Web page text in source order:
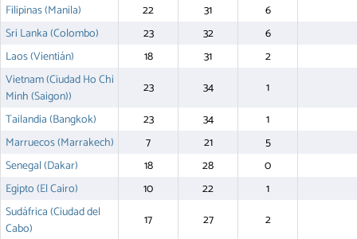
Filipinas (Manila)
22 31
6
Sri Lanka (Colombo)
23 32
6
Laos (Vientián)
18 31
2
Vietnam (Ciudad Ho Chi
Minh (Saigon))
23 34
1
Tailandia (Bangkok)
23 34
1
Marruecos (Marrakech)
7 21
5
Senegal (Dakar)
18 28
0
Egipto (El Cairo)
10 22
1
Sudáfrica (Ciudad del
Cabo)
17 27
2